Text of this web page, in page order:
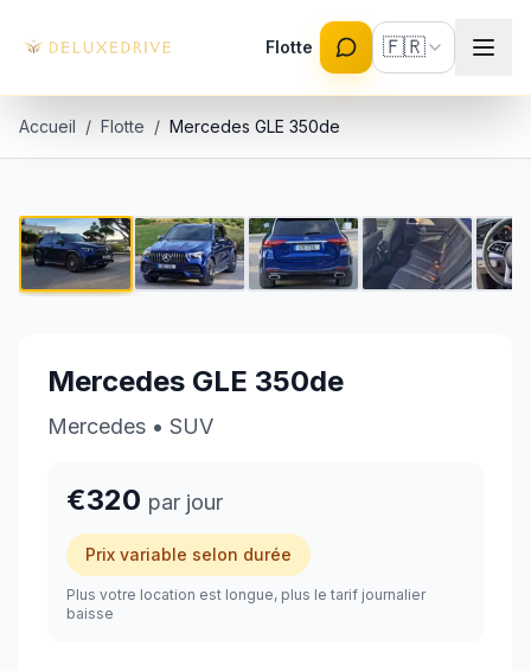
Flotte 🇫🇷
+351 963-584-279
Accueil / Flotte / Mercedes GLE 350de
1 / 5
Mercedes GLE 350de
Mercedes • SUV
€320 par jour
Prix variable selon durée
Plus votre location est longue, plus le tarif journalier
baisse